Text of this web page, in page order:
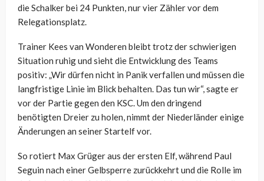
die Schalker bei 24 Punkten, nur vier Zähler vor dem
Relegationsplatz.
Trainer Kees van Wonderen bleibt trotz der schwierigen
Situation ruhig und sieht die Entwicklung des Teams
positiv: „Wir dürfen nicht in Panik verfallen und müssen die
langfristige Linie im Blick behalten. Das tun wir“, sagte er
vor der Partie gegen den KSC. Um den dringend
benötigten Dreier zu holen, nimmt der Niederländer einige
Änderungen an seiner Startelf vor.
So rotiert Max Grüger aus der ersten Elf, während Paul
Seguin nach einer Gelbsperre zurückkehrt und die Rolle im